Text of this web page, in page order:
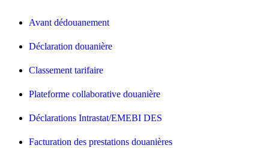
Avant dédouanement
Déclaration douanière
Classement tarifaire
Plateforme collaborative douanière
Déclarations Intrastat/EMEBI DES
Facturation des prestations douanières